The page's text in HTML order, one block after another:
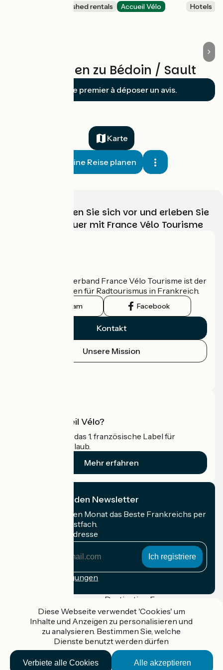
Lodgings and furnished rentals Accueil Vélo Hotels
Bewertungen zu Bédoin / Sault
Soyez le premier à déposer un avis.
Karte
Meine Reise planen
Wählen, bereiten Sie sich vor und erleben Sie
Ihr Radabenteuer mit France Vélo Tourisme
Der nationale Verband France Vélo Tourisme ist der
offizielle Leitfaden für Radtourismus in Frankreich.
Instagram Facebook
Kontakt
Unsere Mission
Was ist Accueil Vélo?
Accueil Vélo ist das 1. französische Label für
Radfahrer im Urlaub.
Mehr erfahren
Ich abonniere den Newsletter
Erhalten Sie jeden Monat das Beste Frankreichs per
Rad in Ihrem Postfach.
Meine E-Mail-Adresse
Anmeldebedingungen
Gefördert im Rahmen von Destination France
Accueil Vélo Pro
Kontakt
Rechtliche Informationen
Diese Webseite verwendet 'Cookies' um
Inhalte und Anzeigen zu personalisieren und
zu analysieren. Bestimmen Sie, welche
Dienste benutzt werden dürfen
Alle akzeptieren
Verbiete alle Cookies